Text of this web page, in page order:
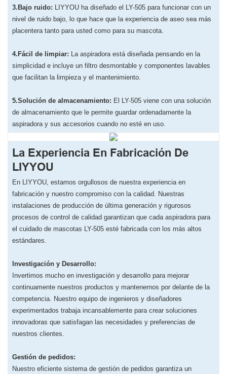
3.Bajo ruido: LIYYOU ha diseñado el LY-505 para funcionar con un
nivel de ruido bajo, lo que hace que la experiencia de aseo sea más
placentera tanto para usted como para su mascota.
4.Fácil de limpiar: La aspiradora está diseñada pensando en la
simplicidad e incluye un filtro desmontable y componentes lavables
que facilitan la limpieza y el mantenimiento.
5.Solución de almacenamiento: El LY-505 viene con una solución
de almacenamiento que le permite guardar ordenadamente la
aspiradora y sus accesorios cuando no esté en uso.
La Experiencia En Fabricación De
LIYYOU
En LIYYOU, ​​estamos orgullosos de nuestra experiencia en
fabricación y nuestro compromiso con la calidad. Nuestras
instalaciones de producción de última generación y rigurosos
procesos de control de calidad garantizan que cada aspiradora para
el cuidado de mascotas LY-505 esté fabricada con los más altos
estándares.
Investigación y Desarrollo:
Invertimos mucho en investigación y desarrollo para mejorar
continuamente nuestros productos y mantenernos por delante de la
competencia. Nuestro equipo de ingenieros y diseñadores
experimentados trabaja incansablemente para crear soluciones
innovadoras que satisfagan las necesidades y preferencias de
nuestros clientes.
Gestión de pedidos:
Nuestro eficiente sistema de gestión de pedidos garantiza un